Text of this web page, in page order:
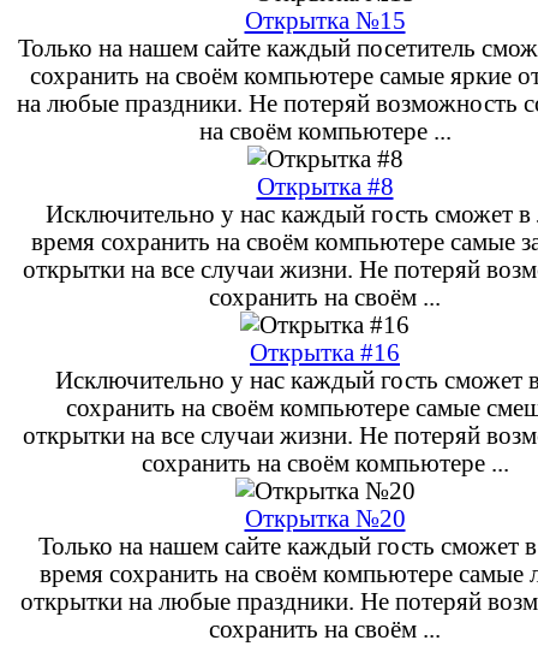
Открытка №15
Только на нашем сайте каждый посетитель
сохранить на своём компьютере самые яркие
на любые праздники. Не потеряй возможность
на своём компьютере ...
Открытка #8
Исключительно у нас каждый гость сможет
время сохранить на своём компьютере самые
открытки на все случаи жизни. Не потеряй
сохранить на своём ...
Открытка #16
Исключительно у нас каждый гость сможет
сохранить на своём компьютере самые
открытки на все случаи жизни. Не потеряй
сохранить на своём компьютере ...
Открытка №20
Только на нашем сайте каждый гость сможет
время сохранить на своём компьютере самые
открытки на любые праздники. Не потеряй
сохранить на своём ...